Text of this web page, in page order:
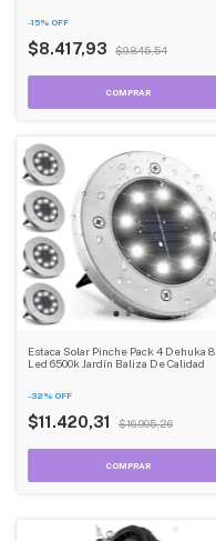
-15% OFF
$8.417,93 $9.845,54
Estaca Solar Pinche Pack 4 Dehuka 8
Led 6500k Jardín Baliza De Calidad
-32% OFF
$11.420,31 $16.905,26